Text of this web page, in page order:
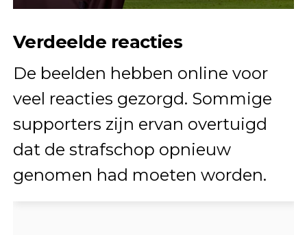
Verdeelde reacties
De beelden hebben online voor
veel reacties gezorgd. Sommige
supporters zijn ervan overtuigd
dat de strafschop opnieuw
genomen had moeten worden.